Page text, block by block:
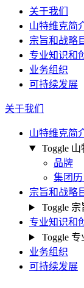
关于我们
山特维克简
宗旨和战略
专业知识和
业务组织
可持续发展
关于我们
山特维克简
Toggle
品牌
集团
宗旨和战略
Toggle
专业知识和
Toggle
业务组织
可持续发展